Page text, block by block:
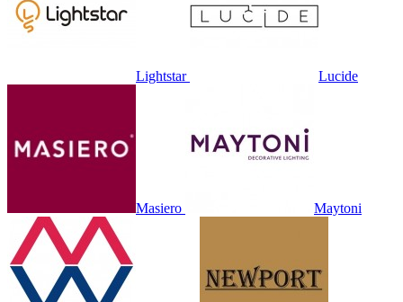
Lightstar Lucide
Masiero Maytoni